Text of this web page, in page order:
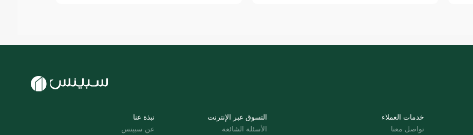
نبذة عنا
عن سبينس
التسوق عبر الإنترنت
الأسئلة الشائعة
خدمات العملاء
تواصل معنا